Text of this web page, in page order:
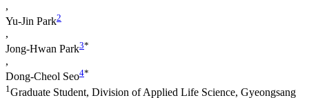
,
Yu-Jin Park2
,
Jong-Hwan Park3*
,
Dong-Cheol Seo4*
1 Graduate Student, Division of Applied Life Science, Gyeongsang